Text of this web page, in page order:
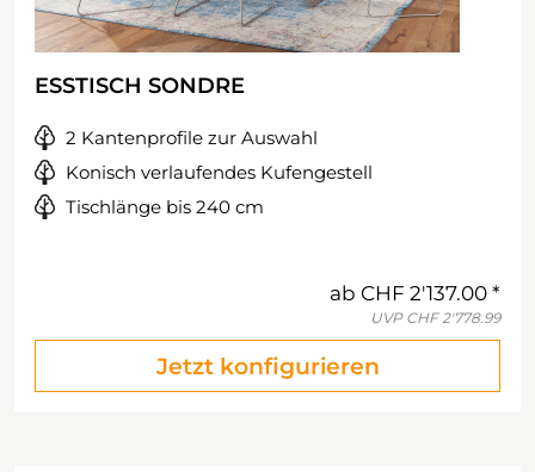
ESSTISCH SONDRE
2 Kantenprofile zur Auswahl
Konisch verlaufendes Kufengestell
Tischlänge bis 240 cm
ab CHF 2'137.00
UVP CHF 2'778.99
Jetzt konfigurieren